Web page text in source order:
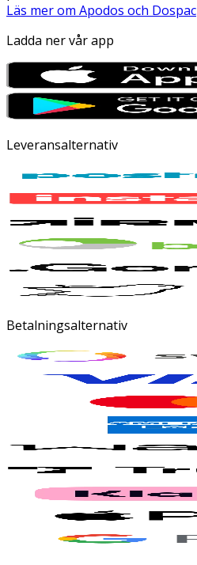
Läs mer om Apodos och Dospac
Ladda ner vår app
Leveransalternativ
Betalningsalternativ